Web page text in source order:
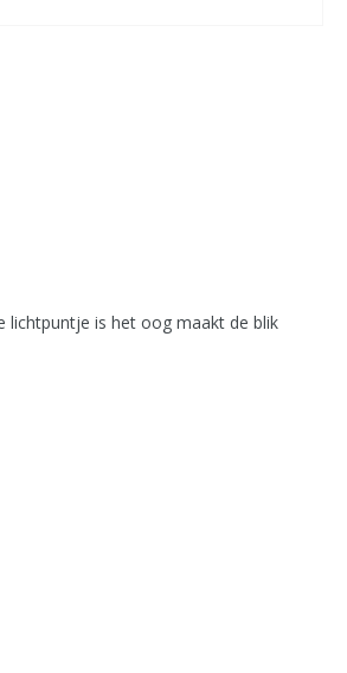
lichtpuntje is het oog maakt de blik